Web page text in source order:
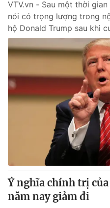
VTV.vn - Sau một thời
nói có trọng lượng trong
hộ Donald Trump sau khi
Ý nghĩa chính trị
năm nay giảm đi